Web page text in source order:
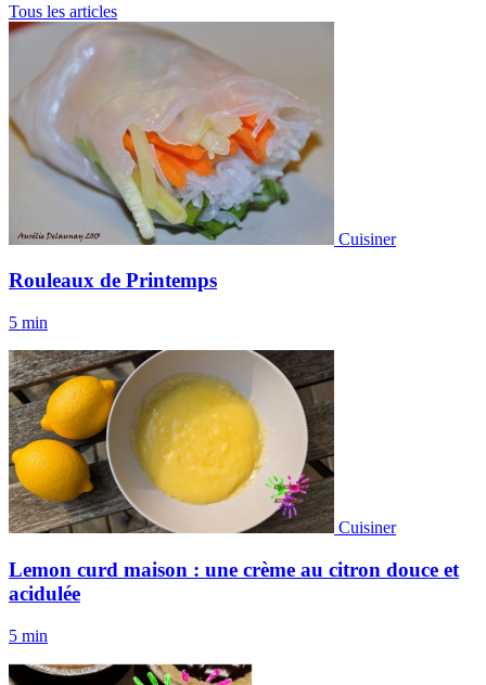
Tous les articles
Cuisiner
Rouleaux de Printemps
5 min
Cuisiner
Lemon curd maison : une crème au citron douce et
acidulée
5 min